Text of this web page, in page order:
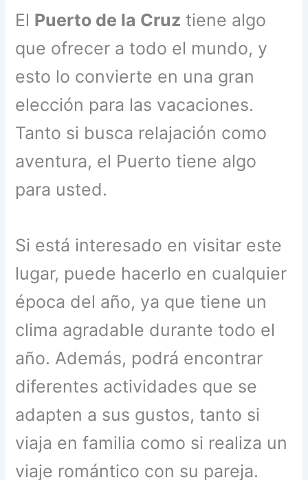
El Puerto de la Cruz tiene algo
que ofrecer a todo el mundo, y
esto lo convierte en una gran
elección para las vacaciones.
Tanto si busca relajación como
aventura, el Puerto tiene algo
para usted.
Si está interesado en visitar este
lugar, puede hacerlo en cualquier
época del año, ya que tiene un
clima agradable durante todo el
año. Además, podrá encontrar
diferentes actividades que se
adapten a sus gustos, tanto si
viaja en familia como si realiza un
viaje romántico con su pareja.